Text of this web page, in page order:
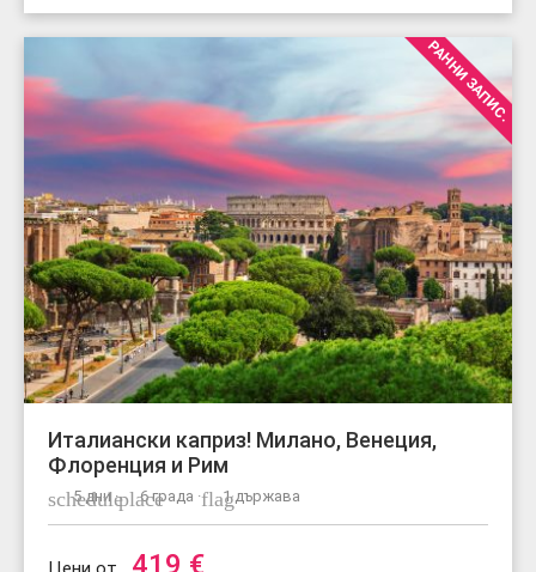
РАННИ ЗАПИС.
Италиански каприз! Милано, Венеция,
Флоренция и Рим
schedule
5 дни ·place6 града ·flag1 държава
419 €